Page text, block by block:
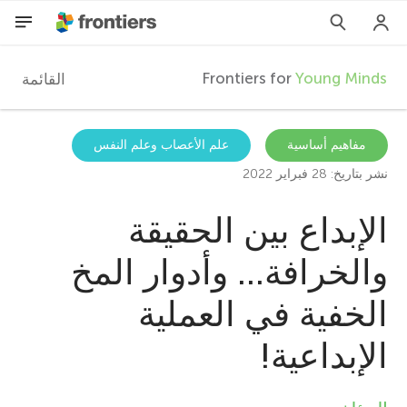
F
r
n
Frontiers forYoung Minds القائمة
المقالات
المشاركون
مفاهيم أساسية
علم الأعصاب وعلم النفس
نشر بتاريخ: 28 فبراير 2022
الإبداع بين الحقيقة
والخرافة... وأدوار المخ
الخفية في العملية
الإبداعية!